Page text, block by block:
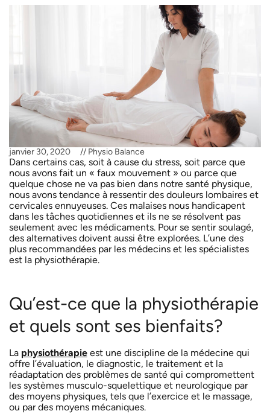
janvier 30, 2020 //Physio Balance
Dans certains cas, soit à cause du stress, soit parce que
nous avons fait un « faux mouvement » ou parce que
quelque chose ne va pas bien dans notre santé physique,
nous avons tendance à ressentir des douleurs lombaires et
cervicales ennuyeuses. Ces malaises nous handicapent
dans les tâches quotidiennes et ils ne se résolvent pas
seulement avec les médicaments. Pour se sentir soulagé,
des alternatives doivent aussi être explorées. L’une des
plus recommandées par les médecins et les spécialistes
est la physiothérapie.
Qu’est-ce que la physiothérapie
et quels sont ses bienfaits?
La physiothérapieest une discipline de la médecine qui
offre l’évaluation, le diagnostic, le traitement et la
réadaptation des problèmes de santé qui compromettent
les systèmes musculo-squelettique et neurologique par
des moyens physiques, tels que l’exercice et le massage,
ou par des moyens mécaniques.